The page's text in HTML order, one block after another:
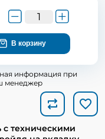
В корзину
информация при
менеджер
с техническими